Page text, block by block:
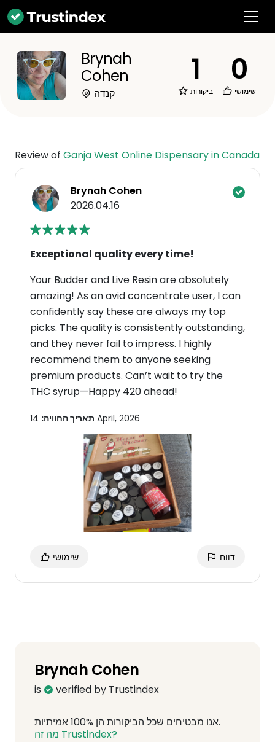
Brynah
Cohen
קנדה
1
ביקורות
0
שימושי
Review of Ganja West Online Dispensary in Canada
Brynah Cohen
2026.04.16
Exceptional quality every time!
Your Budder and Live Resin are absolutely
amazing! As an avid concentrate user, I can
confidently say these are always my top
picks. The quality is consistently outstanding,
and they never fail to impress. I highly
recommend them to anyone seeking
premium products. Can’t wait to try the
THC syrup—Happy 420 ahead!
תאריך החוויה: 14 April, 2026
שימושי דווח
Brynah Cohen
is verified by Trustindex
אנו מבטיחים שכל הביקורות הן 100% אמיתיות.
מה זה Trustindex?